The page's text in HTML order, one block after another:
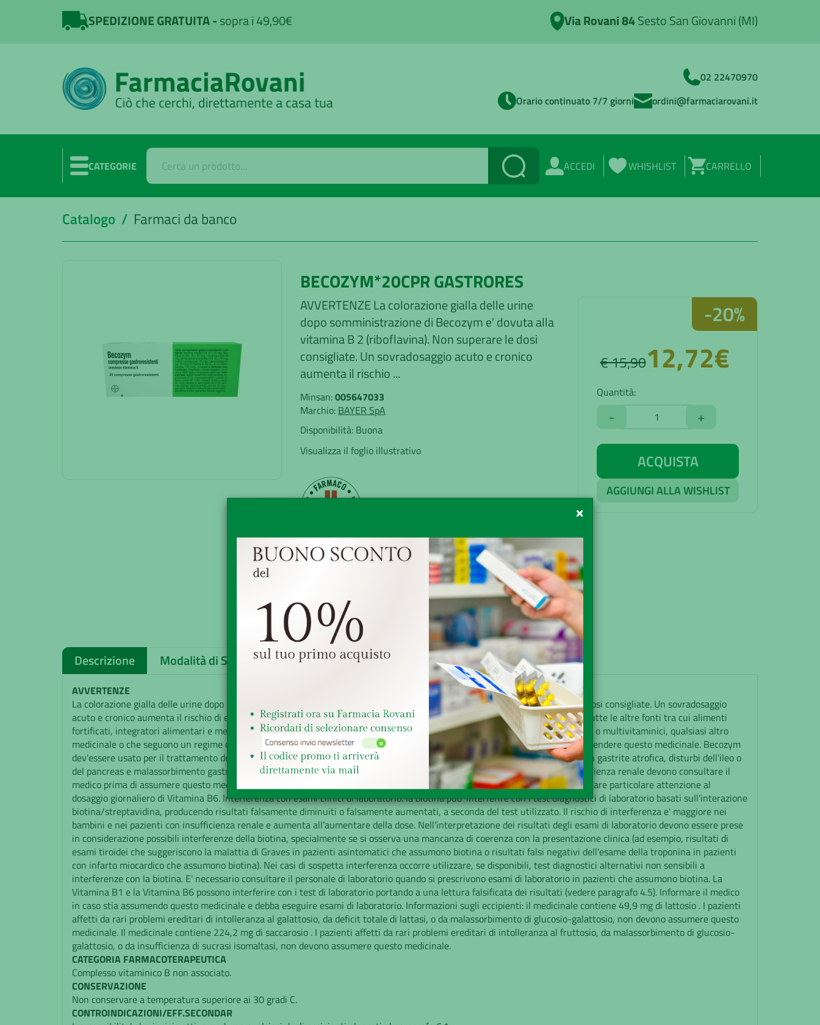
SPEDIZIONE GRATUITA sopra i 49,90€ Via Rovani 84Sesto San Giovanni (MI)
02 22470970
Orario continuato 7/7 giorni
ordini@farmaciarovani.it
CATEGORIE ACCEDI WHISHLIST CARRELLO
Cerca
Catalogo / Farmaci da banco
BECOZYM*20CPR GASTRORES
AVVERTENZE La colorazione gialla delle urine
dopo somministrazione di Becozym e' dovuta alla
vitamina B 2 (riboflavina). Non superare le dosi
consigliate. Un sovradosaggio acuto e cronico
aumenta il rischio ...
Minsan:005647033
Marchio: BAYER SpA
Disponibilità: Buona
Visualizza il foglio illustrativo
GRATUITA sopra i 49,90€
Ritiro presso la farmacia
Reso veloce, facile e gratuito
-20%
€ 15,9012,72€
Quantità:
- +
ACQUISTA
AGGIUNGI ALLA WISHLIST
Descrizione Modalità di Spedizione Richiesta informazioni
AVVERTENZE
La colorazione gialla delle urine dopo somministrazione di Becozym e' dovuta alla vitamina B 2 (riboflavina). Non superare le dosi consigliate. Un sovradosaggio
acuto e cronico aumenta il rischio di effetti indesiderati. Si deve prestare attenzione all' assunzione delle stesse vitamine da tutte le altre fonti tra cui alimenti
fortificati, integratori alimentari e medicinali concomitanti (vedere paragrafo 4.9). I pazienti che ricevono altri preparati mono- o multivitaminici, qualsiasi altro
medicinale o che seguono un regime dietetico limitato o sono sotto controllo medico, devono consultare un medico prima di prendere questo medicinale. Becozym
dev'essere usato per il trattamento della carenza di vitamina B12 solo se questa e' di origine alimentare e non nei pazienti con gastrite atrofica, disturbi dell'ileo o
del pancreas e malassorbimento gastrointestinale di vitamina B 12 o carenza di fattore intrinseco. I pazienti con grave insufficienza renale devono consultare il
medico prima di assumere questo medicinale perche' potrebbe essere necessario un aggiustamento del dosaggio. Si deve prestare particolare attenzione al
dosaggio giornaliero di Vitamina B6. Interferenza con esami clinici di laboratorio: la biotina puo' interferire con i test diagnostici di laboratorio basati sull'interazione
biotina/streptavidina, producendo risultati falsamente diminuiti o falsamente aumentati, a seconda del test utilizzato. Il rischio di interferenza e' maggiore nei
bambini e nei pazienti con insufficienza renale e aumenta all'aumentare della dose. Nell'interpretazione dei risultati degli esami di laboratorio devono essere prese
in considerazione possibili interferenze della biotina, specialmente se si osserva una mancanza di coerenza con la presentazione clinica (ad esempio, risultati di
esami tiroidei che suggeriscono la malattia di Graves in pazienti asintomatici che assumono biotina o risultati falsi negativi dell'esame della troponina in pazienti
con infarto miocardico che assumono biotina). Nei casi di sospetta interferenza occorre utilizzare, se disponibili, test diagnostici alternativi non sensibili a
interferenze con la biotina. E' necessario consultare il personale di laboratorio quando si prescrivono esami di laboratorio in pazienti che assumono biotina. La
Vitamina B1 e la Vitamina B6 possono interferire con i test di laboratorio portando a una lettura falsificata dei risultati (vedere paragrafo 4.5). Informare il medico
in caso stia assumendo questo medicinale e debba eseguire esami di laboratorio. Informazioni sugli eccipienti: il medicinale contiene 49,9 mg di lattosio . I pazienti
affetti da rari problemi ereditari di intolleranza al galattosio, da deficit totale di lattasi, o da malassorbimento di glucosio-galattosio, non devono assumere questo
medicinale. Il medicinale contiene 224,2 mg di saccarosio . I pazienti affetti da rari problemi ereditari di intolleranza al fruttosio, da malassorbimento di glucosio-
galattosio, o da insufficienza di sucrasi isomaltasi, non devono assumere questo medicinale.
CATEGORIA FARMACOTERAPEUTICA
Complesso vitaminico B non associato.
CONSERVAZIONE
Non conservare a temperatura superiore ai 30 gradi C.
CONTROINDICAZIONI/EFF.SECONDAR
×